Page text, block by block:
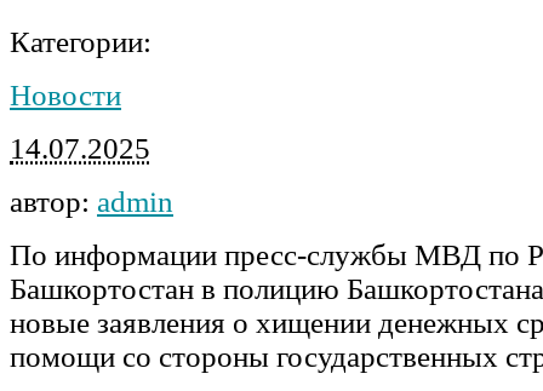
Категории:
Новости
14.07.2025
автор: admin
По информации пресс-службы МВД по
Башкортостан в полицию
новые заявления о хищении денежных
помощи со стороны государственных